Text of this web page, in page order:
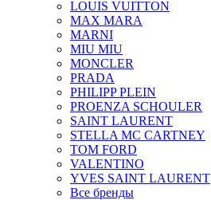
LOUIS VUITTON
MAX MARA
MARNI
MIU MIU
MONCLER
PRADA
PHILIPP PLEIN
PROENZA SCHOULER
SAINT LAURENT
STELLA MC CARTNEY
TOM FORD
VALENTINO
YVES SAINT LAURENT
Все бренды